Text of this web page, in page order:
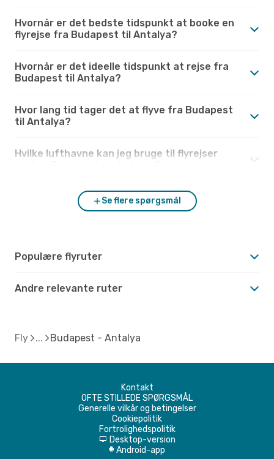
Hvornår er det bedste tidspunkt at booke en
flyrejse fra Budapest til Antalya?
Hvornår er det ideelle tidspunkt at rejse fra
Budapest til Antalya?
Hvor lang tid tager det at flyve fra Budapest
til Antalya?
Hvilke lufthavne kan jeg bruge til flyrejser
Se flere spørgsmål
Populære flyruter
Andre relevante ruter
Fly Budapest - Antalya
Kontakt
OFTE STILLEDE SPØRGSMÅL
Generelle vilkår og betingelser
Cookiepolitik
Fortrolighedspolitik
d Desktop-version
A Android-app